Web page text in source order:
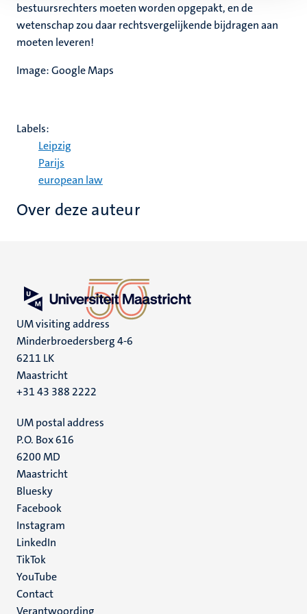
bestuursrechters moeten worden opgepakt, en de
wetenschap zou daar rechtsvergelijkende bijdragen aan
moeten leveren!
Image: Google Maps
Labels:
Leipzig
Parijs
european law
Over deze auteur
UM visiting address
Minderbroedersberg 4-6
6211 LK
Maastricht
+31 43 388 2222
UM postal address
P.O. Box 616
6200 MD
Maastricht
Social
media
Bluesky
Facebook
Instagram
LinkedIn
TikTok
YouTube
Menu
Contact
Verantwoording